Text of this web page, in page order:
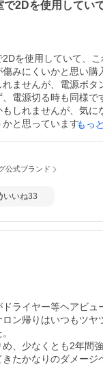
倍増。低温で時間か
出来る逸品！
で2Dを使用してい
を使用していて、こ
みにくいかと思い購
ませんが、電源ボタ
電源切る時も同様で
しれませんが、気に
と思っています。
もありますので、今
思います。
でそれ以外の場合はわ
（笑）、モノはいい
もっ
公式ブランド
いいね33
ライヤー等ヘアビュ
ン帰りはいつもツヤ
、少なくとも2年間
たかなりのダメージ